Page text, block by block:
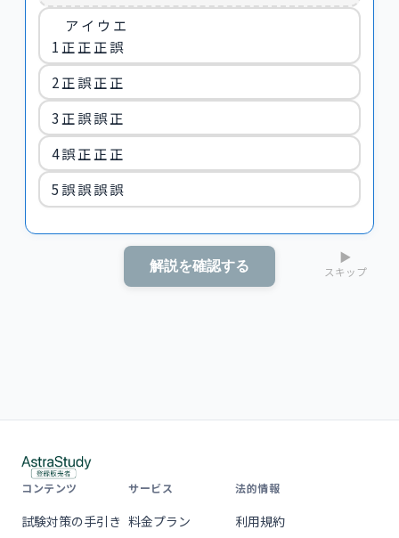
ア イ ウ エ
1 正 正 正 誤
2 正 誤 正 正
3 正 誤 誤 正
4 誤 正 正 正
5 誤 誤 誤 誤
解説を確認する ▶
スキップ
コンテンツ
試験対策の手引き
サービス
料金プラン
法的情報
利用規約